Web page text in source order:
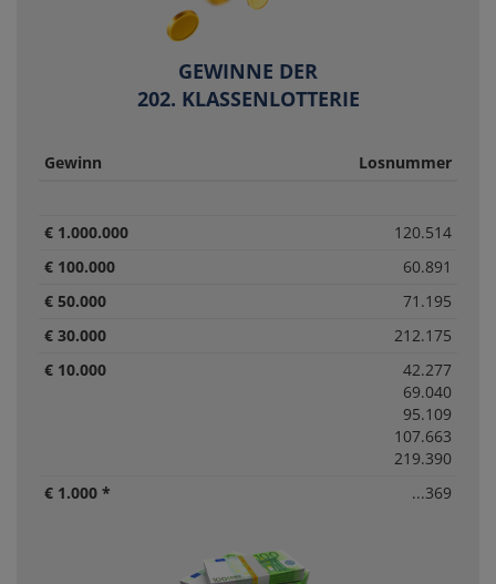
GEWINNE DER
202. KLASSENLOTTERIE
Gewinn Losnummer
€ 1.000.000
120.514
€ 100.000
60.891
€ 50.000
71.195
€ 30.000
212.175
€ 10.000
42.277
69.040
95.109
107.663
219.390
€ 1.000 *
...369